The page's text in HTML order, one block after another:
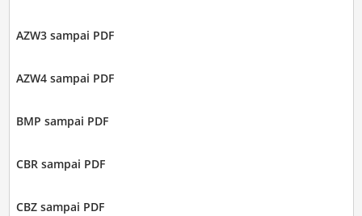
AZW3 sampai PDF
AZW4 sampai PDF
BMP sampai PDF
CBR sampai PDF
CBZ sampai PDF